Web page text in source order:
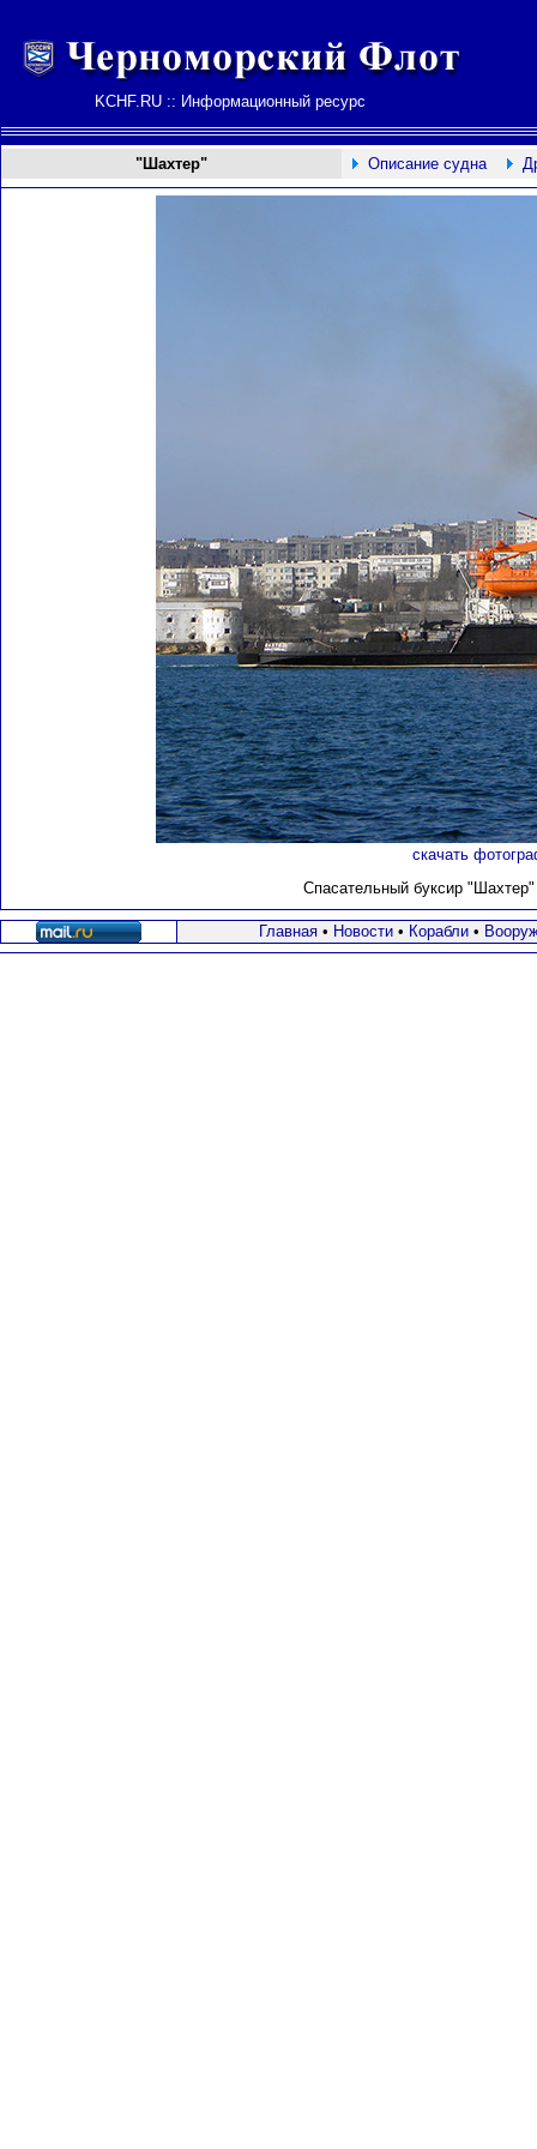
KCHF.RU :: Информационный ресурс
"Шахтер" Описание судна
скачать
Спасательный буксир
Главная• Новости• Корабли•